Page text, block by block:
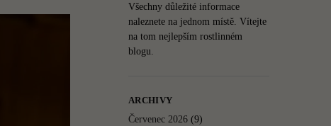
Všechny důležité informace
naleznete na jednom místě. Vítejte
na tom nejlepším rostlinném
blogu.
ARCHIVY
Červenec 2026 (9)